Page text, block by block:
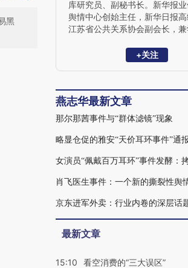
黑
库研究员、副秘书长。新华报业
舆情中心创始主任，新华日报高
江苏省公共关系协会副会长，
行业导师，中国社科院舆情实验
问，拥有数百场舆情应对和危
座和咨询经历。
+关注
燕志华最新文章
那尔那茜事件与“群体滤镜”现象
略显仓促的雅安“天价耳环事件”通
肖飞医生事件：一个新的撕裂性舆
京东进军外卖：行业内卷的深层话
最新文章
15:10 看空消费的“三大误区”